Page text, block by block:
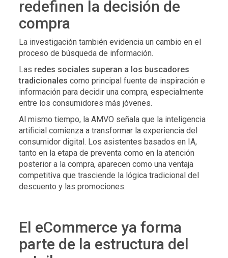
redefinen la decisión de
compra
La investigación también evidencia un cambio en el
proceso de búsqueda de información.
Las redes sociales superan a los buscadores
tradicionales como principal fuente de inspiración e
información para decidir una compra, especialmente
entre los consumidores más jóvenes.
Al mismo tiempo, la AMVO señala que la inteligencia
artificial comienza a transformar la experiencia del
consumidor digital. Los asistentes basados en IA,
tanto en la etapa de preventa como en la atención
posterior a la compra, aparecen como una ventaja
competitiva que trasciende la lógica tradicional del
descuento y las promociones.
El eCommerce ya forma
parte de la estructura del